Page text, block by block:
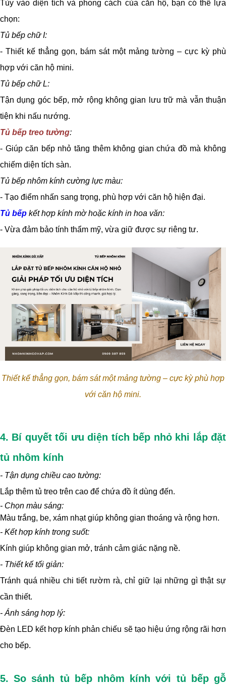
Tùy vào diện tích và phong cách của căn hộ, bạn có thể lựa
chọn:
Tủ bếp chữ I:
- Thiết kế thẳng gọn, bám sát một mảng tường – cực kỳ phù
hợp với căn hộ mini.
Tủ bếp chữ L:
Tận dụng góc bếp, mở rộng không gian lưu trữ mà vẫn thuận
tiện khi nấu nướng.
Tủ bếp treo tường:
- Giúp căn bếp nhỏ tăng thêm không gian chứa đồ mà không
chiếm diện tích sàn.
Tủ bếp nhôm kính cường lực màu:
- Tạo điểm nhấn sang trọng, phù hợp với căn hộ hiện đại.
Tủ bếp kết hợp kính mờ hoặc kính in hoa văn:
- Vừa đảm bảo tính thẩm mỹ, vừa giữ được sự riêng tư.
Thiết kế thẳng gọn, bám sát một mảng tường – cực kỳ phù hợp
với căn hộ mini.
4. Bí quyết tối ưu diện tích bếp nhỏ khi lắp đặt
tủ nhôm kính
- Tận dụng chiều cao tường:
Lắp thêm tủ treo trên cao để chứa đồ ít dùng đến.
- Chọn màu sáng:
Màu trắng, be, xám nhạt giúp không gian thoáng và rộng hơn.
- Kết hợp kính trong suốt:
Kính giúp không gian mở, tránh cảm giác nặng nề.
- Thiết kế tối giản:
Tránh quá nhiều chi tiết rườm rà, chỉ giữ lại những gì thật sự
cần thiết.
- Ánh sáng hợp lý:
Đèn LED kết hợp kính phản chiếu sẽ tạo hiệu ứng rộng rãi hơn
cho bếp.
5. So sánh tủ bếp nhôm kính với tủ bếp gỗ